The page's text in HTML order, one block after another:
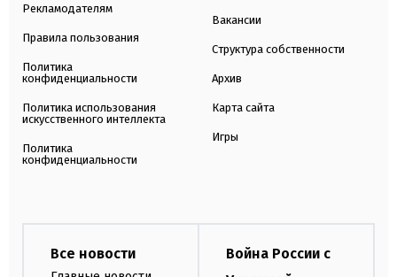
Рекламодателям
Правила пользования
Политика
конфиденциальности
Политика использования
искусственного интеллекта
Политика
конфиденциальности
Вакансии
Структура собственности
Архив
Карта сайта
Игры
Все новости
Война России с